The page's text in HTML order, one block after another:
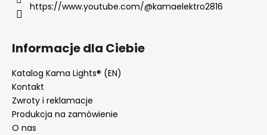
https://www.youtube.com/@kamaelektro2816
Informacje dla Ciebie
Katalog Kama Lights® (EN)
Kontakt
Zwroty i reklamacje
Produkcja na zamówienie
O nas